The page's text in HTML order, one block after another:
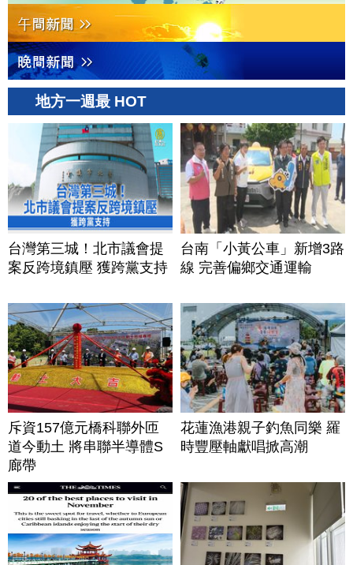
地方一週最 HOT
台灣第三城！北市議會提
案反跨境鎮壓 獲跨黨支持
台南「小黃公車」新增3路
線 完善偏鄉交通運輸
斥資157億元橋科聯外匝
道今動土 將串聯半導體S
廊帶
花蓮漁港親子釣魚同樂 羅
時豐壓軸獻唱掀高潮